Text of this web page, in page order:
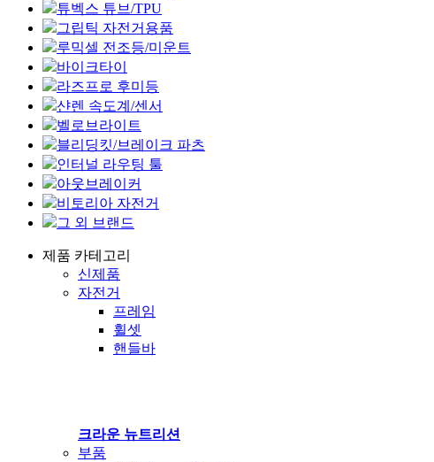
튜벡스 튜브/TPU
그립틱 자전거용품
루믹셀 전조등/미운트
바이크타이
라즈프로 후미등
샨렌 속도계/센서
벨로브라이트
블리딩킷/브레이크 파츠
인터널 라우팅 툴
아웃브레이커
비토리아 자전거
그 외 브랜드
제품 카테고리
신제품
자전거
프레임
휠셋
핸들바
크라운 뉴트리션
부품